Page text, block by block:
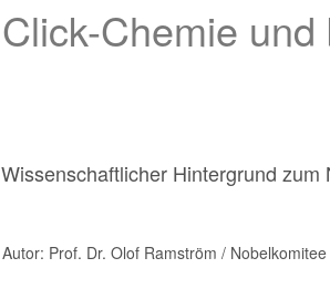
Wissenschaftlicher Hintergrund
Autor: Prof. Dr. Olof Ramström / Nobelkomitee
Click-Chemie